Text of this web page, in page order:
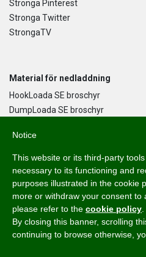
Stronga Pinterest
Stronga Twitter
StrongaTV
Material för nedladdning
HookLoada SE broschyr
DumpLoada SE broschyr
Språk
English
Svenska
Dansk
Norsk Bokmål
Notice
This website or its third-party
necessary to its functioning and
purposes illustrated in the cookie
more or withdraw your consent to
please refer to the cookie policy
By closing this banner, scrolling
continuing to browse otherwise,